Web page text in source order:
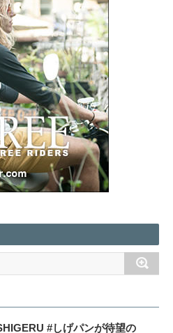
#しげパンが待望の